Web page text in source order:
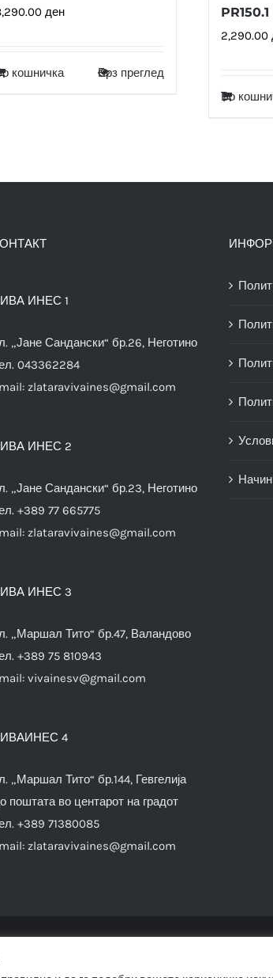
ден
кошничка Брз преглед
PR150.1
2,290.00
Во
ИНЕС 1
„Јане Сандански“ бр.26, Неготино
043362284
zlataravivaines@gmail.com
ИНЕС 2
„Јане Сандански“ бр.23, Неготино
+389 77 665775
zlataravivaines@gmail.com
ИНЕС 3
„Маршал Тито“ бр.47, Валандово
+389 75 810943
vivainesv@gmail.com
4
„Маршал Тито“ бр.144, Гевгелија
поштата во центарот на градот
+389 71380085
zlataravivaines@gmail.com